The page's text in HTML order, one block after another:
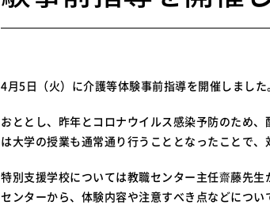
4月5日（火）に介護等体験事前指導を開催しました。
おととし、昨年とコロナウイルス感染予防のため
は大学の授業も通常通り行うこととなったことで、
特別支援学校については教職センター主任齋藤先
センターから、体験内容や注意すべき点などについ